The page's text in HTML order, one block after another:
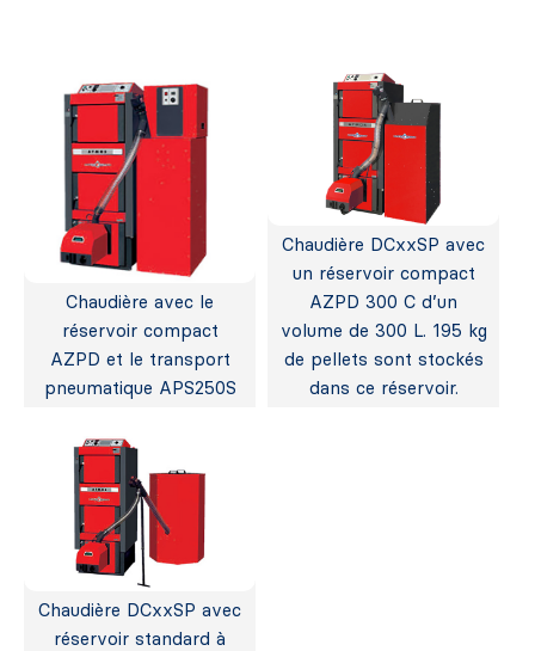
Chaudière avec le
réservoir compact
AZPD et le transport
pneumatique APS250S
Chaudière DCxxSP avec
un réservoir compact
AZPD 300 C d’un
volume de 300 L. 195 kg
de pellets sont stockés
dans ce réservoir.
Chaudière DCxxSP avec
réservoir standard à